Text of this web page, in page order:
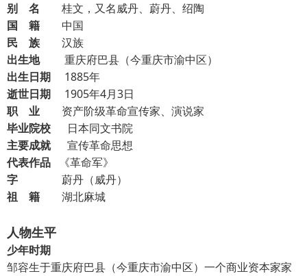
别 名
桂文，又名威丹、蔚丹、绍陶
国 籍
中国
民 族 汉族
出生地
重庆府巴县（今重庆市渝中区）
出生日期 1885年
逝世日期
1905年4月3日
职 业 资产阶级革命宣传家、演说家
毕业院校 日本同文书院
主要成就宣传革命思想
代表作品 《革命军》
字 蔚丹（威丹）
祖 籍
湖北麻城
人物生平
少年时期
邹容生于重庆府巴县（今重庆市渝中区）一个商业资本家家